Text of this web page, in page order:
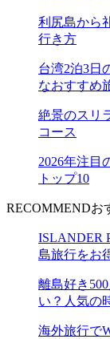
利尻島から
行き方
台湾2泊3日
なおすすめ
絶景のスリ
コース
2026年注目
トップ10
RECOMMENDお
ISLANDER
島旅行をお
離島好き
い？人気の
海外旅行で